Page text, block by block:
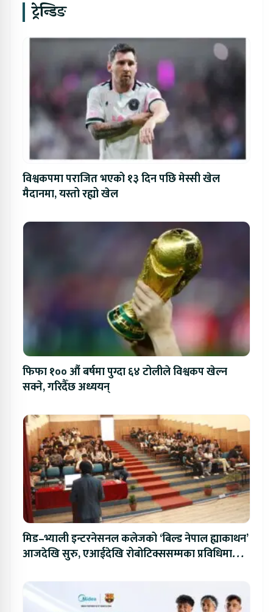
ट्रेन्डिङ
विश्वकपमा पराजित भएको १३ दिन पछि मेस्सी खेल
मैदानमा, यस्तो रह्यो खेल
फिफा १०० औं बर्षमा पुग्दा ६४ टोलीले विश्वकप खेल्न
सक्ने, गरिदैँछ अध्ययन्
मिड–भ्याली इन्टरनेसनल कलेजको ‘बिल्ड नेपाल ह्याकाथन’
आजदेखि सुरु, एआईदेखि रोबोटिक्ससम्मका प्रविधिमा